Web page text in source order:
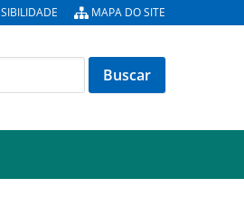
MAPA DO SITE